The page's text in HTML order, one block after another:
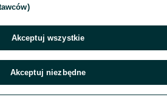
Akceptuj wszystkie
Akceptuj niezbędne